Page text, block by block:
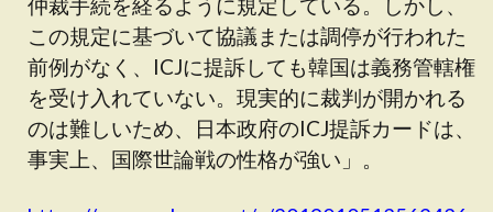
この規定に基づいて協議または調停が行われた
前例がなく、ICJに提訴しても韓国は義務管轄権
を受け入れていない。現実的に裁判が開かれる
のは難しいため、日本政府のICJ提訴カードは、
事実上、国際世論戦の性格が強い」。